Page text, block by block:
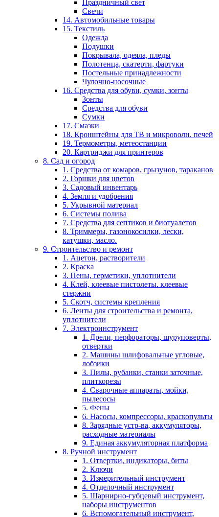
Праздничный свет
Свечи
14. Автомобильные товары
15. Текстиль
Одежда
Подушки
Покрывала, одеяла, пледы
Полотенца, скатерти, фартуки
Постельные принадлежности
Чулочно-носочные
16. Средства для обуви, сумки, зонты
Зонты
Средства для обуви
Сумки
17. Смазки
18. Кронштейны для ТВ и микроволн. печей
19. Термометры, метеостанции
20. Картриджи для принтеров
8. Сад и огород
1. Средства от комаров, грызунов, тараканов
2. Горшки для цветов
3. Садовый инвентарь
4. Земля и удобрения
5. Укрывной материал
6. Системы полива
7. Средства для септиков и биотуалетов
8. Триммеры, газонокосилки, лески,
катушки, масло.
9. Строительство и ремонт
1. Ацетон, растворители
2. Краска
3. Пены, герметики, уплотнители
4. Клей, клеевые пистолеты. клеевые
стержни
5. Скотч, системы крепления
6. Ленты для строительства и ремонта,
уплотнители
7. Электроинструмент
1. Дрели, перфораторы, шуруповерты,
отвертки
2. Машины шлифовальные угловые,
лобзики
3. Пилы, рубанки, станки заточные,
плиткорезы
4. Сварочные аппараты, мойки,
пылесосы
5. Фены
6. Насосы, компрессоры, краскопульты
8. Зарядные устр-ва, аккумуляторы,
расходные материалы
9. Единая аккумуляторная платформа
8. Ручной инструмент
1. Отвертки, индикаторы, биты
2. Ключи
3. Измерительный инструмент
4. Отделочный инструмент
5. Шарнирно-губцевый инструмент,
наборы инструментов
6. Вспомогательный инструмент,